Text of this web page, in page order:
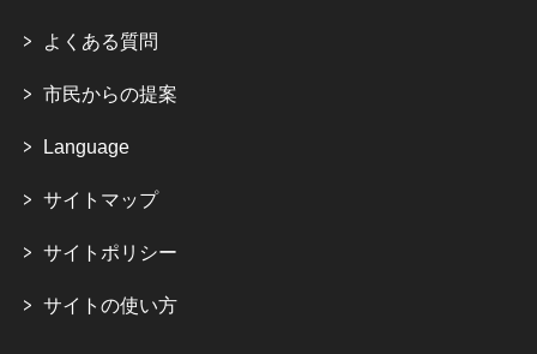
よくある質問
市民からの提案
Language
サイトマップ
サイトポリシー
サイトの使い方